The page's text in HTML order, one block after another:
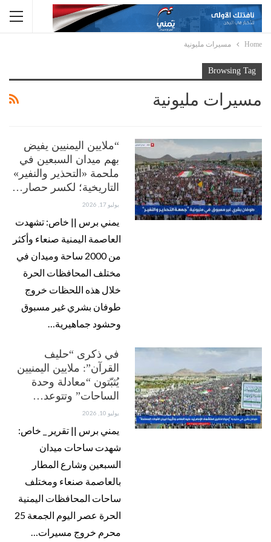
Home مسيرات مليونية
Browsing Tag
مسيرات مليونية
“ملايين اليمنيين يفيض
بهم ميدان السبعين في
ملحمة «التحذير والنفير»
التاريخية؛ لكسر حصار…
يوليو 17, 2026
يمني برس || خاص: تشهدت
العاصمة اليمنية صنعاء وأكثر
من 2000 ساحة وميدان في
مختلف المحافظات الحرة
خلال هذه اللحظات خروج
طوفان بشري غير مسبوق
وحشود جماهيرية…
في ذكرى “حليف
القرآن”: ملايين اليمنيين
يُثبّتون “معادلة وحدة
الساحات” وتتوعد…
يوليو 10, 2026
يمني برس || تقرير _ خاص:
شهدت ساحات ميدان
السبعين وشارع المطار
بالعاصمة صنعاء ومختلف
ساحات المحافظات اليمنية
الحرة عصر اليوم الجمعة 25
محرم خروج مسيرات…